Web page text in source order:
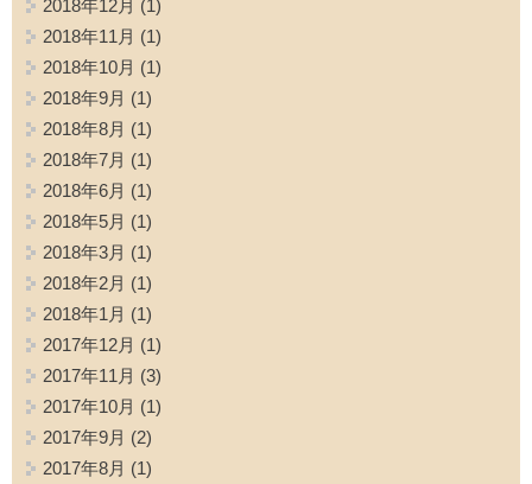
2018年12月 (1)
2018年11月 (1)
2018年10月 (1)
2018年9月 (1)
2018年8月 (1)
2018年7月 (1)
2018年6月 (1)
2018年5月 (1)
2018年3月 (1)
2018年2月 (1)
2018年1月 (1)
2017年12月 (1)
2017年11月 (3)
2017年10月 (1)
2017年9月 (2)
2017年8月 (1)